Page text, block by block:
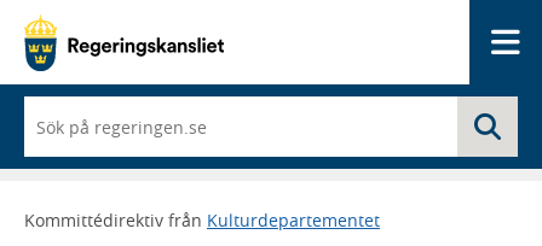
du
börjar
skriva
framträder
Kommittédirektiv från Kulturdepartementet